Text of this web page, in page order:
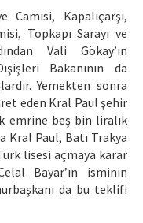
Kapalıçarşı,
Topkapı Sarayı ve
Vali Gökay’ın
Bakanının da
Yemekten sonra
eden Kral Paul şehir
emrine beş bin liralık
Kral Paul, Batı Trakya
lisesi açmaya karar
Bayar’ın isminin
da bu teklifi